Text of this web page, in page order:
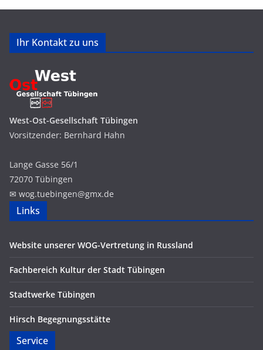
Ihr Kontakt zu uns
West-Ost-Gesellschaft Tübingen
Vorsitzender: Bernhard Hahn
Lange Gasse 56/1
72070 Tübingen
✉ wog.tuebingen@gmx.de
Links
Website unserer WOG-Vertretung in Russland
Fachbereich Kultur der Stadt Tübingen
Stadtwerke Tübingen
Hirsch Begegnungsstätte
Service